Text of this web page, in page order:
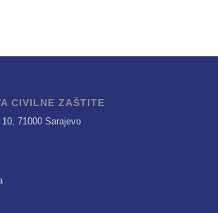
CIVILNE ZAŠTITE
71000 Sarajevo